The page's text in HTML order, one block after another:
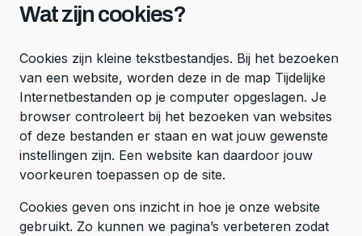
Wat zijn cookies?
Cookies zijn kleine tekstbestandjes. Bij het bezoeken
van een website, worden deze in de map Tijdelijke
Internetbestanden op je computer opgeslagen. Je
browser controleert bij het bezoeken van websites
of deze bestanden er staan en wat jouw gewenste
instellingen zijn. Een website kan daardoor jouw
voorkeuren toepassen op de site.
Cookies geven ons inzicht in hoe je onze website
gebruikt. Zo kunnen we pagina’s verbeteren zodat